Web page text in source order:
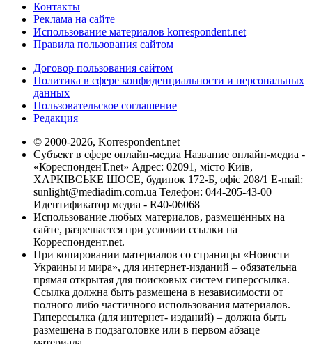
Контакты
Реклама на сайте
Использование материалов korrespondent.net
Правила пользования сайтом
Договор пользования сайтом
Политика в сфере конфиденциальности и персональных
данных
Пользовательское соглашение
Редакция
© 2000-2026, Korrespondent.net
Субъект в сфере онлайн-медиа Название онлайн-медиа -
«КореспонденТ.net» Адрес: 02091, місто Київ,
ХАРКІВСЬКЕ ШОСЕ, будинок 172-Б, офіс 208/1 E-mail:
sunlight@mediadim.com.ua Телефон: 044-205-43-00
Идентификатор медиа - R40-06068
Использование любых материалов, размещённых на
сайте, разрешается при условии ссылки на
Корреспондент.net.
При копировании материалов со страницы «Новости
Украины и мира», для интернет-изданий – обязательна
прямая открытая для поисковых систем гиперссылка.
Ссылка должна быть размещена в независимости от
полного либо частичного использования материалов.
Гиперссылка (для интернет- изданий) – должна быть
размещена в подзаголовке или в первом абзаце